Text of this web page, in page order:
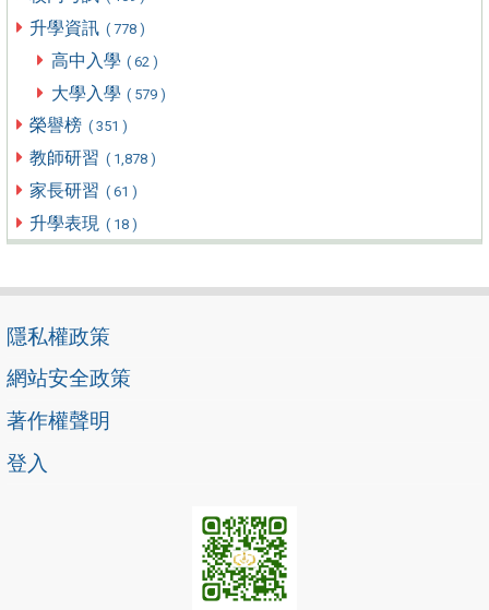
升學資訊 ( 778 )
高中入學 ( 62 )
大學入學 ( 579 )
榮譽榜 ( 351 )
教師研習 ( 1,878 )
家長研習 ( 61 )
升學表現 ( 18 )
隱私權政策
網站安全政策
著作權聲明
登入